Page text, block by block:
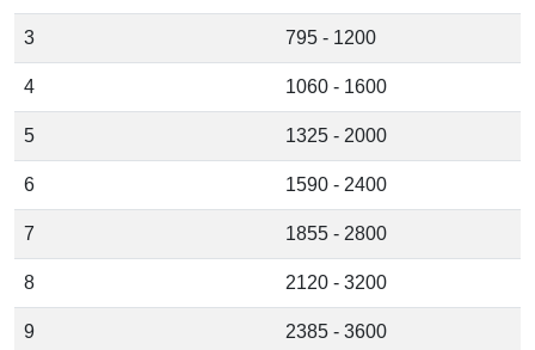
3 795 - 1200
4 1060 - 1600
5 1325 - 2000
6 1590 - 2400
7 1855 - 2800
8 2120 - 3200
9 2385 - 3600